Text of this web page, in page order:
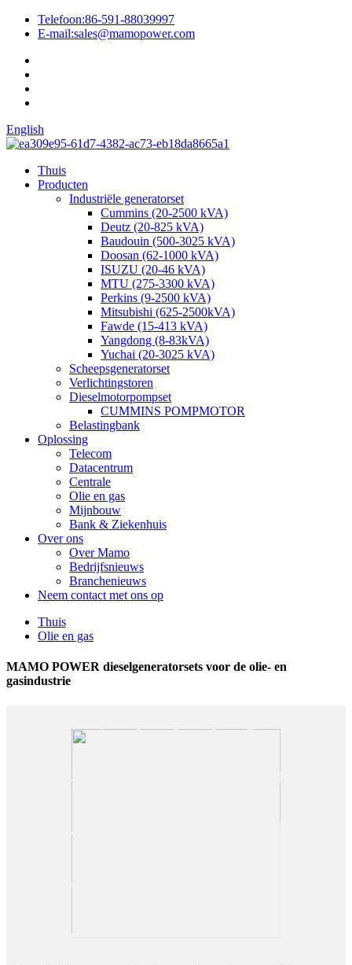
Telefoon:86-591-88039997
E-mail:sales@mamopower.com
English
Thuis
Producten
Industriële generatorset
Cummins (20-2500 kVA)
Deutz (20-825 kVA)
Baudouin (500-3025 kVA)
Doosan (62-1000 kVA)
ISUZU (20-46 kVA)
MTU (275-3300 kVA)
Perkins (9-2500 kVA)
Mitsubishi (625-2500kVA)
Fawde (15-413 kVA)
Yangdong (8-83kVA)
Yuchai (20-3025 kVA)
Scheepsgeneratorset
Verlichtingstoren
Dieselmotorpompset
CUMMINS POMPMOTOR
Belastingbank
Oplossing
Telecom
Datacentrum
Centrale
Olie en gas
Mijnbouw
Bank & Ziekenhuis
Over ons
Over Mamo
Bedrijfsnieuws
Branchenieuws
Neem contact met ons op
Thuis
Olie en gas
MAMO POWER dieselgeneratorsets voor de olie- en
gasindustrie